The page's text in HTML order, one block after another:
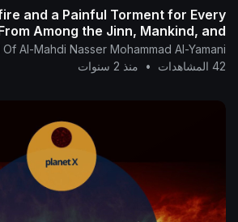
and a Painful Torment for Every
Among the Jinn, Mankind, and
Every Other Kind
42 المشاهدات
• منذ 2 سنوات